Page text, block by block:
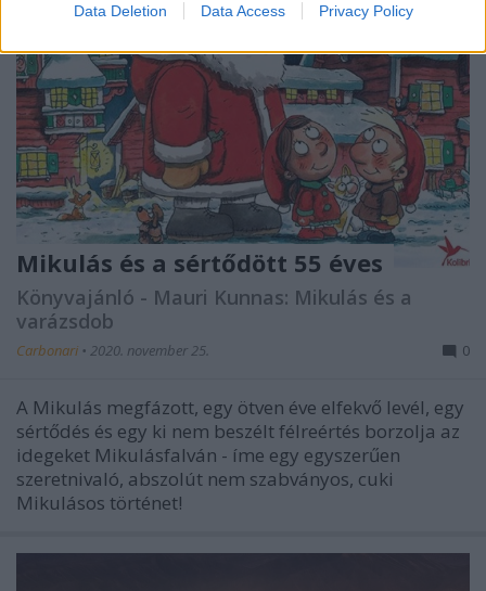
Data Deletion Data Access Privacy Policy
Mikulás és a sértődött 55 éves
Könyvajánló - Mauri Kunnas: Mikulás és a
varázsdob
Carbonari • 2020. november 25. 0
A Mikulás megfázott, egy ötven éve elfekvő levél, egy
sértődés és egy ki nem beszélt félreértés borzolja az
idegeket Mikulásfalván - íme egy egyszerűen
szeretnivaló, abszolút nem szabványos, cuki
Mikulásos történet!